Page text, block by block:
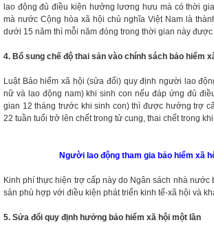
lao động đủ điều kiện hưởng lương hưu mà có thời
mà nước Cộng hòa xã hội chủ nghĩa Việt Nam là
dưới 15 năm thì mỗi năm đóng trong thời gian này
4. Bổ sung chế độ thai sản vào chính sách bảo hiểm
Luật Bảo hiểm xã hội (sửa đổi) quy định người lao
nữ và lao động nam) khi sinh con nếu đáp ứng đủ
gian 12 tháng trước khi sinh con) thì được hưởng trợ
22 tuần tuổi trở lên chết trong tử cung, thai chết trong
Người lao động tham gia bảo hiểm xã
Kinh phí thực hiện trợ cấp này do Ngân sách nhà
sản phù hợp với điều kiện phát triển kinh tế-xã hội và
5. Sửa đổi quy định hưởng bảo hiểm xã hội một lần